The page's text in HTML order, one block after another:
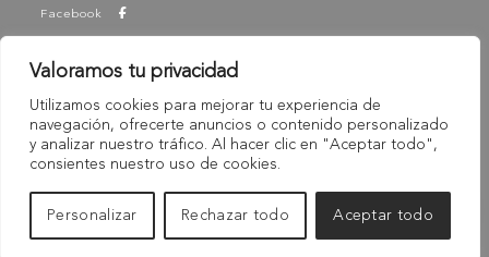
Valoramos tu privacidad
Utilizamos cookies para mejorar tu experiencia de
navegación, ofrecerte anuncios o contenido personalizado
y analizar nuestro tráfico. Al hacer clic en "Aceptar todo",
consientes nuestro uso de cookies.
Personalizar Rechazar todo Aceptar todo
Facebook
-
© 2025 Ferretti - Ferretti Store. Todos los derechos
Reservados